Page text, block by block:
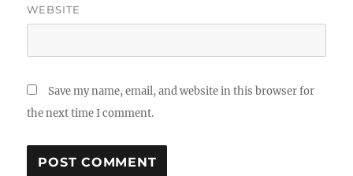
WEBSITE
Save my name, email, and website in this browser for
the next time I comment.